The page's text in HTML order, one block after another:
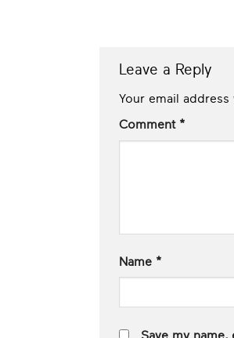
Leave a Reply
Your email
Comment *
Name *